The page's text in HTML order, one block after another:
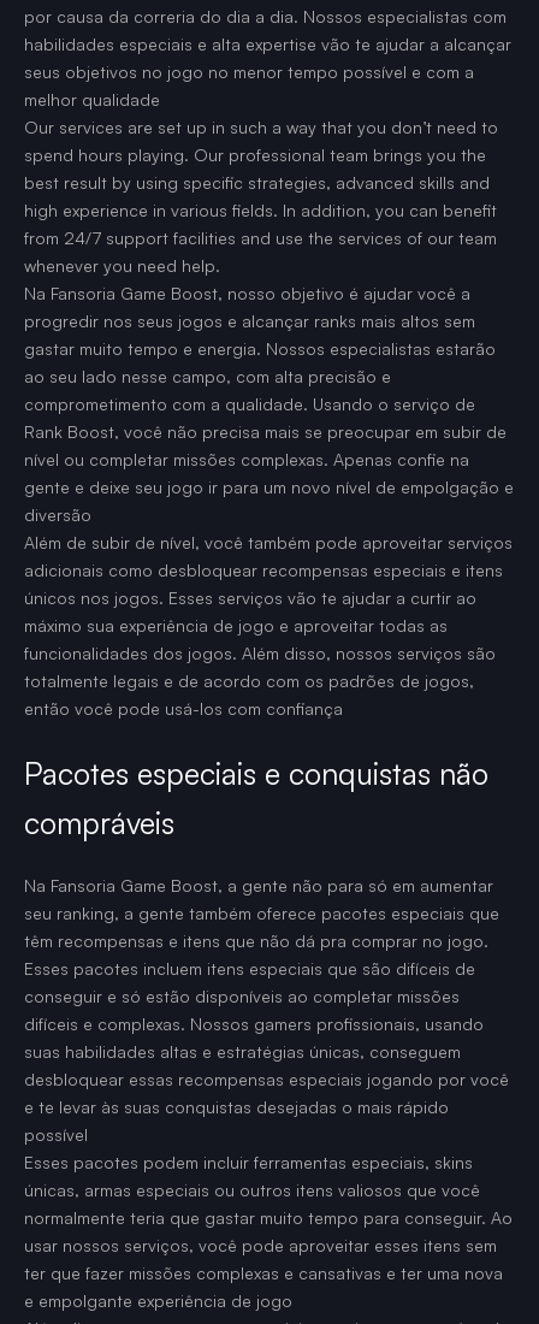
por causa da correria do dia a dia. Nossos especialistas com
habilidades especiais e alta expertise vão te ajudar a alcançar
seus objetivos no jogo no menor tempo possível e com a
melhor qualidade
Our services are set up in such a way that you don’t need to
spend hours playing. Our professional team brings you the
best result by using specific strategies, advanced skills and
high experience in various fields. In addition, you can benefit
from 24/7 support facilities and use the services of our team
whenever you need help.
Na Fansoria Game Boost, nosso objetivo é ajudar você a
progredir nos seus jogos e alcançar ranks mais altos sem
gastar muito tempo e energia. Nossos especialistas estarão
ao seu lado nesse campo, com alta precisão e
comprometimento com a qualidade. Usando o serviço de
Rank Boost, você não precisa mais se preocupar em subir de
nível ou completar missões complexas. Apenas confie na
gente e deixe seu jogo ir para um novo nível de empolgação e
diversão
Além de subir de nível, você também pode aproveitar serviços
adicionais como desbloquear recompensas especiais e itens
únicos nos jogos. Esses serviços vão te ajudar a curtir ao
máximo sua experiência de jogo e aproveitar todas as
funcionalidades dos jogos. Além disso, nossos serviços são
totalmente legais e de acordo com os padrões de jogos,
então você pode usá-los com confiança
Pacotes especiais e conquistas não
compráveis
Na Fansoria Game Boost, a gente não para só em aumentar
seu ranking, a gente também oferece pacotes especiais que
têm recompensas e itens que não dá pra comprar no jogo.
Esses pacotes incluem itens especiais que são difíceis de
conseguir e só estão disponíveis ao completar missões
difíceis e complexas. Nossos gamers profissionais, usando
suas habilidades altas e estratégias únicas, conseguem
desbloquear essas recompensas especiais jogando por você
e te levar às suas conquistas desejadas o mais rápido
possível
Esses pacotes podem incluir ferramentas especiais, skins
únicas, armas especiais ou outros itens valiosos que você
normalmente teria que gastar muito tempo para conseguir. Ao
usar nossos serviços, você pode aproveitar esses itens sem
ter que fazer missões complexas e cansativas e ter uma nova
e empolgante experiência de jogo